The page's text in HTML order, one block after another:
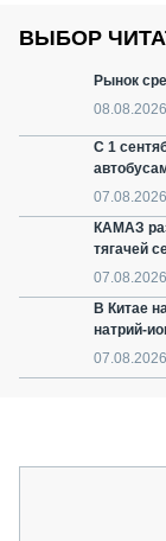
ВЫБОР
Рынок
08.08.2026
С 1
07.08.2026
КАМАЗ
тягачей
07.08.2026
В Китае
натрий-
07.08.2026